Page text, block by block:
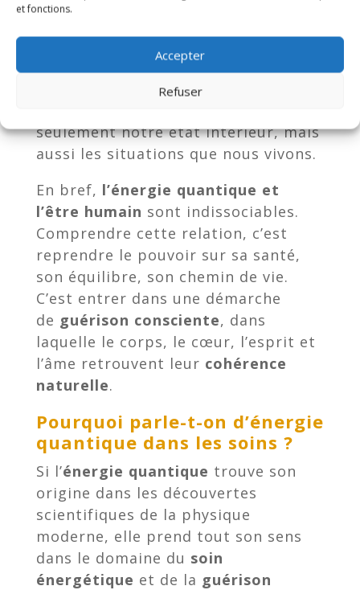
et fonctions.
Accepter
Refuser
quantique, nousmodifions notre
fréquence d’émission
seulement notre état intérieur, mais
aussi les situations que nous vivons.
En bref, l’énergie quantique et
l’être humain sont indissociables.
Comprendre cette relation, c’est
reprendre le pouvoir sur sa santé,
son équilibre, son chemin de vie.
C’est entrer dans une démarche
de guérison consciente, dans
laquelle le corps, le cœur, l’esprit et
l’âme retrouvent leur cohérence
naturelle.
Pourquoi parle-t-on d’énergie
quantique dans les soins ?
Si l’énergie quantique trouve son
origine dans les découvertes
scientifiques de la physique
moderne, elle prend tout son sens
dans le domaine du soin
énergétique et de la guérison